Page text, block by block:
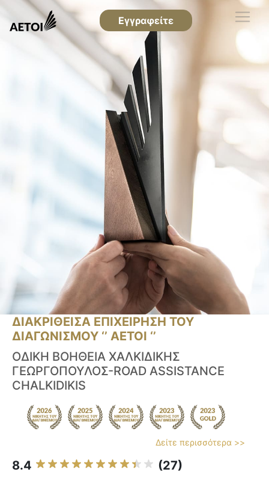
Εγγραφείτε
ΔΙΑΚΡΙΘΕΙΣΑ ΕΠΙΧΕΙΡΗΣΗ ΤΟΥ
ΔΙΑΓΩΝΙΣΜΟΥ ‘’ ΑΕΤΟΙ ‘’
ΟΔΙΚΗ ΒΟΗΘΕΙΑ ΧΑΛΚΙΔΙΚΗΣ
ΓΕΩΡΓΟΠΟΥΛΟΣ-ROAD ASSISTANCE
CHALKIDIKIS
Δείτε περισσότερα >>
8.4 (27)